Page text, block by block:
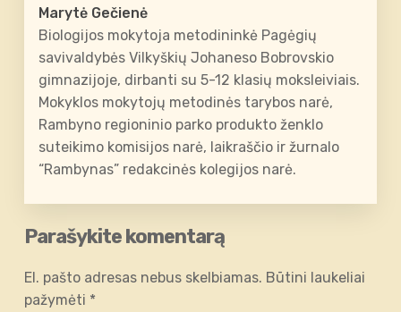
Marytė Gečienė
Biologijos mokytoja metodininkė Pagėgių
savivaldybės Vilkyškių Johaneso Bobrovskio
gimnazijoje, dirbanti su 5-12 klasių moksleiviais.
Mokyklos mokytojų metodinės tarybos narė,
Rambyno regioninio parko produkto ženklo
suteikimo komisijos narė, laikraščio ir žurnalo
“Rambynas” redakcinės kolegijos narė.
Parašykite komentarą
El. pašto adresas nebus skelbiamas. Būtini laukeliai
pažymėti *